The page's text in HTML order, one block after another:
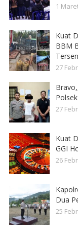
1
Kuat
BBM
27
27
Kuat
GGI
26
Dua
25